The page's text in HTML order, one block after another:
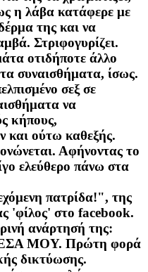
η λάβα κατάφερε με
της και να
Στριφογυρίζει.
οτιδήποτε άλλο
συναισθήματα, ίσως.
σεξ σε
να
κήπους,
και ούτω καθεξής.
Αφήνοντας το
ελεύθερο πάνω στα
πατρίδα!", της
'φίλος' στο facebook.
ανάρτησή της:
ΜΟΥ. Πρώτη φορά
δικτύωσης.